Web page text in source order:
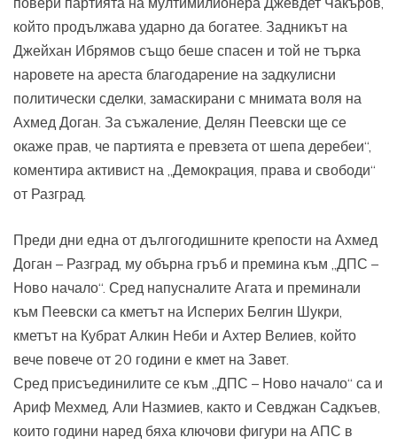
който продължава ударно да богатее. Задникът на
Джейхан Ибрямов също беше спасен и той не търка
наровете на ареста благодарение на задкулисни
политически сделки, замаскирани с мнимата воля на
Ахмед Доган. За съжаление, Делян Пеевски ще се
окаже прав, че партията е превзета от шепа деребеи“,
коментира активист на „Демокрация, права и свободи“
от Разград.
Преди дни една от дългогодишните крепости на Ахмед
Доган – Разград, му обърна гръб и премина към „ДПС –
Ново начало“. Сред напусналите Агата и преминали
към Пеевски са кметът на Исперих Белгин Шукри,
кметът на Кубрат Алкин Неби и Ахтер Велиев, който
вече повече от 20 години е кмет на Завет.
Сред присъединилите се към „ДПС – Ново начало“ са и
Ариф Мехмед, Али Назмиев, както и Севджан Садкъев,
които години наред бяха ключови фигури на АПС в